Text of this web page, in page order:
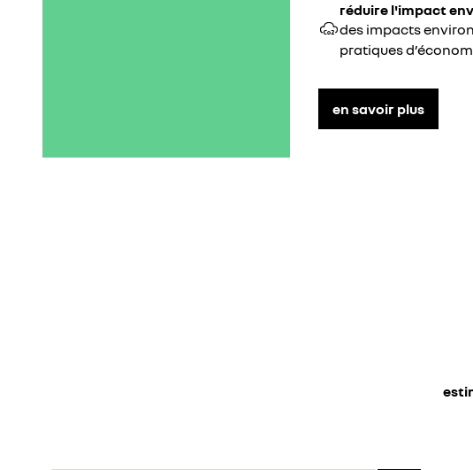
réduire l'impact
des impacts
pratiques
en savoir plus